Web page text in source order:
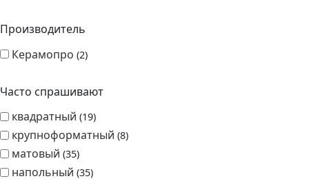
Производитель
Керамопро 2
Часто спрашивают
квадратный 19
крупноформатный 8
матовый 35
напольный 35